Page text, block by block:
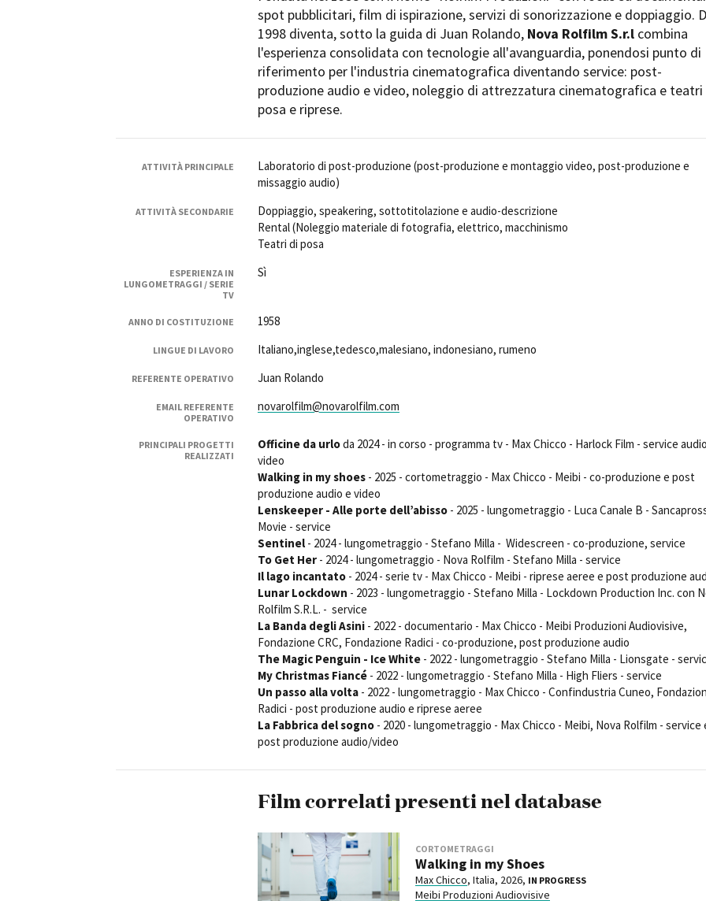
Rete regionale
Bilancio sociale
Amministrazione trasparente
Bandi e gare
Sostenibilità ambientale
Location scouting
Spazi nella sede FCTP
Sala Casting
Sala Paolo Tenna
Piemonte Film Tv Fund
Piemonte Film Tv Development Fund
Piemonte Doc Film Fund
LOCATION GUIDE
FILM DATABASE
EVENTI, SPECIALI
Torino di Paolo Sorrentino
Days
Locarno
Mostra
Festa del
Premio
Amministrazione trasparente
spot pubblicitari, film di ispirazione, servizi di sonorizzazione e doppiaggio.
1998 diventa, sotto la guida di Juan Rolando, Nova Rolfilm S.r.lcombina
l'esperienza consolidata con tecnologie all'avanguardia, ponendosi punto di
riferimento per l'industria cinematografica diventando service: post-
produzione audio e video, noleggio di attrezzatura cinematografica e teatri
posa e riprese.
ATTIVITÀ PRINCIPALE
Laboratorio di post-produzione (post-produzione e montaggio video, post-produzione e
missaggio audio)
ATTIVITÀ SECONDARIE
Doppiaggio, speakering, sottotitolazione e audio-descrizione
Rental (Noleggio materiale di fotografia, elettrico, macchinismo
Teatri di posa
ESPERIENZA IN
LUNGOMETRAGGI / SERIE
TV
Sì
ANNO DI COSTITUZIONE 1958
LINGUE DI LAVORO Italiano,inglese,tedesco,malesiano, indonesiano, rumeno
REFERENTE OPERATIVO Juan Rolando
EMAIL REFERENTE
OPERATIVO
novarolfilm@novarolfilm.com
PRINCIPALI PROGETTI
REALIZZATI
Officine da urloda 2024 - in corso - programma tv - Max Chicco - Harlock Film - service
video
Walking in my shoes- 2025 - cortometraggio - Max Chicco - Meibi - co-produzione e post
produzione audio e video
Lenskeeper - Alle porte dell’abisso- 2025 - lungometraggio - Luca Canale B -
Movie - service
Sentinel- 2024 - lungometraggio - Stefano Milla - Widescreen - co-produzione, service
To Get Her- 2024 - lungometraggio - Nova Rolfilm - Stefano Milla - service
Il lago incantato- 2024 - serie tv - Max Chicco - Meibi - riprese aeree e post produzione
Lunar Lockdown - 2023 - lungometraggio - Stefano Milla - Lockdown Production Inc. con
Rolfilm S.R.L. - service
La Banda degli Asini- 2022 - documentario - Max Chicco - Meibi Produzioni Audiovisive,
Fondazione CRC, Fondazione Radici - co-produzione, post produzione audio
The Magic Penguin - Ice White- 2022 - lungometraggio - Stefano Milla - Lionsgate -
My Christmas Fiancé- 2022 - lungometraggio - Stefano Milla - High Fliers - service
Un passo alla volta- 2022 - lungometraggio - Max Chicco - Confindustria Cuneo,
Radici - post produzione audio e riprese aeree
La Fabbrica del sogno- 2020 - lungometraggio - Max Chicco - Meibi, Nova Rolfilm - service
post produzione audio/video
Film correlati presenti nel database
CORTOMETRAGGI
Walking in my Shoes
Max Chicco, Italia, 2026, IN PROGRESS
Meibi Produzioni Audiovisive